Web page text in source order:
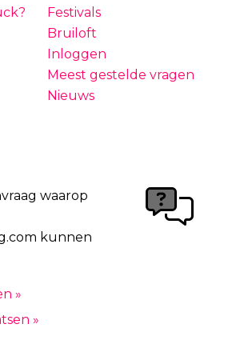
Festivals
Bruiloft
Inloggen
Meest gestelde vragen
Nieuws
waarop
kunnen
»
»